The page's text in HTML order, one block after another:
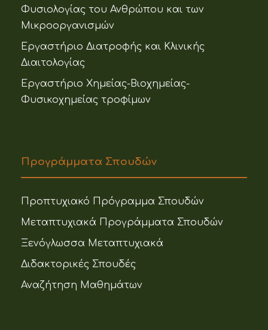
Φυσιολογίας του Ανθρώπου και των
Μικροοργανισμών
Εργαστήριο Διατροφής και Κλινικής
Διαιτολογίας
Εργαστήριο Χημείας-Βιοχημείας-
Φυσικοχημείας τροφίμων
Προγράμματα Σπουδών
Προπτυχιακό Πρόγραμμα Σπουδών
Μεταπτυχιακά Προγράμματα Σπουδών
Ξενόγλωσσα Μεταπτυχιακά
Διδακτορικές Σπουδές
Αναζήτηση Μαθημάτων